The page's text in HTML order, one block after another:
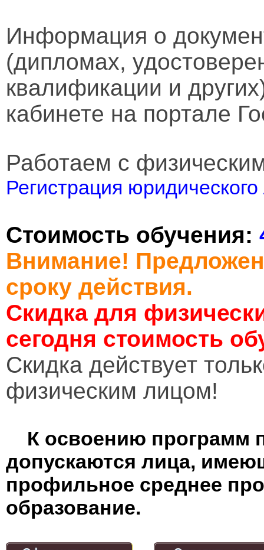
Информация о
(дипломах,
квалификации и
кабинете на портале
Работаем с
Регистрация
Стоимость обучения:
Внимание!
сроку действия.
Скидка для
сегодня стоимость
Cкидка действует
физическим лицом!
К освоению программ
допускаются лица,
профильное среднее
образование.